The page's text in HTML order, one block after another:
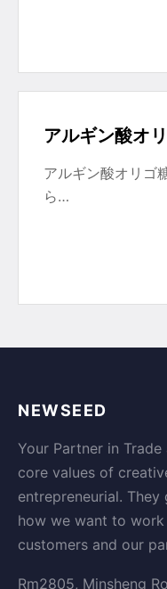
アルギン酸オ
アルギン酸オリゴ
ら…
NEWSEED
Your Partner in
core values of
entrepreneurial.
how we want to
customers and our
Rm2805, Minsheng